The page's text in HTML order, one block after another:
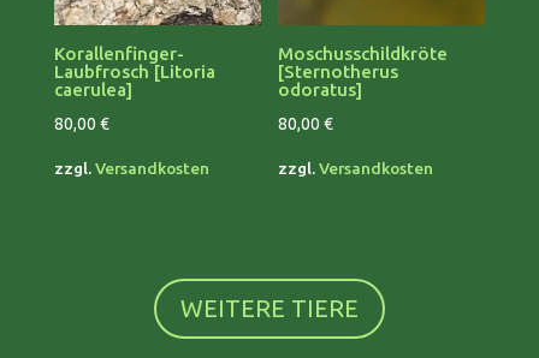
Korallenfinger-
Laubfrosch [Litoria
caerulea]
80,00 €
zzgl.Versandkosten
Moschusschildkröte
[Sternotherus
odoratus]
80,00€
zzgl.Versandkosten
WEITERE TIERE